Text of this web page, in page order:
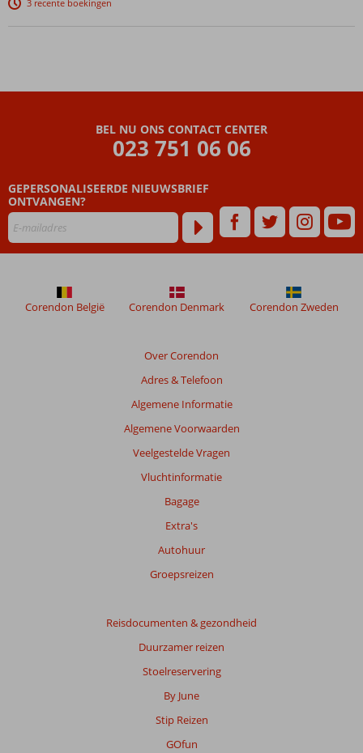
behulpzaam
3 recente boekingen
BEL NU ONS CONTACT CENTER
023 751 06 06
GEPERSONALISEERDE NIEUWSBRIEF
ONTVANGEN?
Over Corendon
Adres & Telefoon
Algemene Informatie
Algemene Voorwaarden
Veelgestelde Vragen
Vluchtinformatie
Bagage
Extra's
Autohuur
Groepsreizen
Reisdocumenten & gezondheid
Duurzamer reizen
Stoelreservering
By June
Stip Reizen
GOfun
Corendon België Corendon Denmark Corendon Zweden